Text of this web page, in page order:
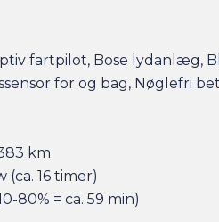
fartpilot, Bose lydanlæg,
for og bag, Nøglefri
km
(ca. 16 timer)
80% = ca. 59 min)